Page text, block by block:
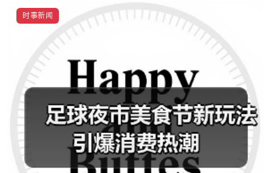
时事新闻